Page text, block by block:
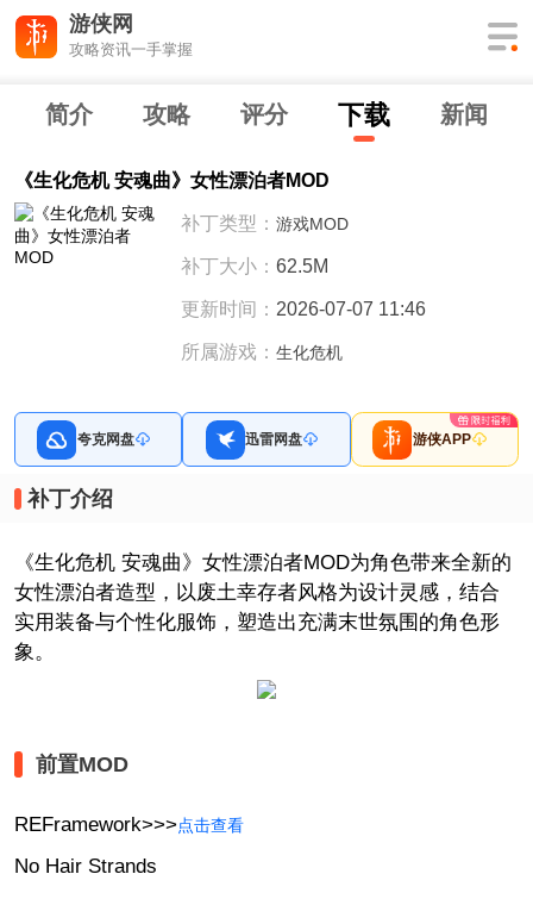
游侠网
攻略资讯一手掌握
简介 攻略 评分 下载 新闻
《生化危机 安魂曲》女性漂泊者MOD
补丁类型：游戏MOD
补丁大小：62.5M
更新时间： 2026-07-07 11:46
所属游戏：生化危机
夸克网盘 迅雷网盘 游侠APP
补丁介绍
《生化危机 安魂曲》女性漂泊者MOD为角色带来全新的
女性漂泊者造型，以废土幸存者风格为设计灵感，结合
实用装备与个性化服饰，塑造出充满末世氛围的角色形
象。
前置MOD
REFramework>>>点击查看
No Hair Strands